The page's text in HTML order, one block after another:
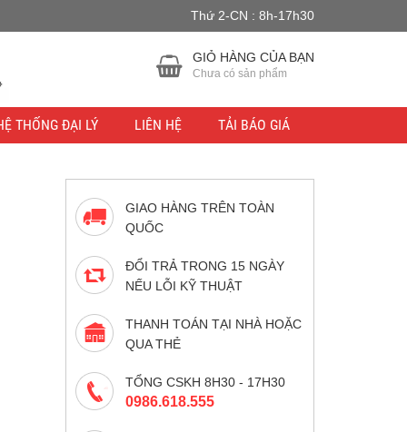
Thứ 2-CN : 8h-17h30
GIỎ HÀNG CỦA BẠN
Chưa có sản phẩm
THỐNG ĐẠI LÝ LIÊN HỆ TẢI BÁO GIÁ
GIAO HÀNG TRÊN TOÀN
QUỐC
ĐỔI TRẢ TRONG 15 NGÀY
NẾU LỖI KỸ THUẬT
THANH TOÁN TẠI NHÀ HOẶC
QUA THẺ
TỔNG CSKH 8H30 - 17H30
0986.618.555